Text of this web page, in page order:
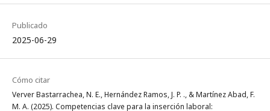
Publicado
2025-06-29
Cómo citar
Verver Bastarrachea, N. E., Hernández Ramos, J. P. ., & Martínez Abad, F.
M. A. (2025). Competencias clave para la inserción laboral: